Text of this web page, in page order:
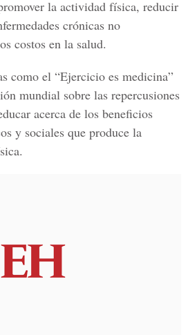
la actividad física, reducir
crónicas no
costos en la salud.
como el “Ejercicio es medicina”
mundial sobre las repercusiones
acerca de los beneficios
y sociales que produce la